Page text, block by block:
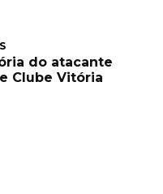
do atacante
Clube Vitória